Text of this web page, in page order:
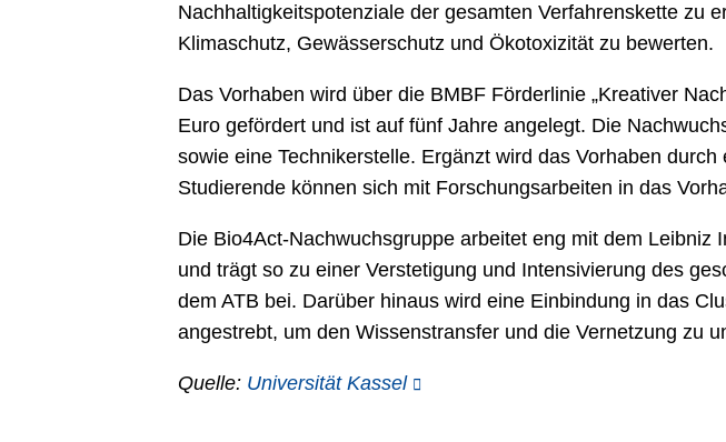
Nachhaltigkeitspotenziale der gesamten Verfahrenskette zu
Klimaschutz, Gewässerschutz und Ökotoxizität zu bewerten.
Das Vorhaben wird über die BMBF Förderlinie „Kreativer
Euro gefördert und ist auf fünf Jahre angelegt. Die
sowie eine Technikerstelle. Ergänzt wird das Vorhaben
Studierende können sich mit Forschungsarbeiten in das
Die Bio4Act-Nachwuchsgruppe arbeitet eng mit dem
und trägt so zu einer Verstetigung und Intensivierung des
dem ATB bei. Darüber hinaus wird eine Einbindung in das
angestrebt, um den Wissenstransfer und die Vernetzung zu
Quelle: Universität Kassel